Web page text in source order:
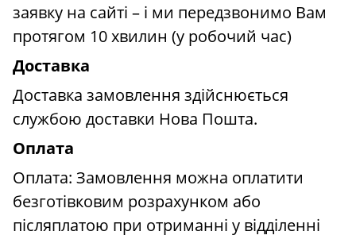
заявку на сайті – і ми передзвонимо Вам
протягом 10 хвилин (у робочий час)
Доставка
Доставка замовлення здійснюється
службою доставки Нова Пошта.
Оплата
Оплата: Замовлення можна оплатити
безготівковим розрахунком або
післяплатою при отриманні у відділенні